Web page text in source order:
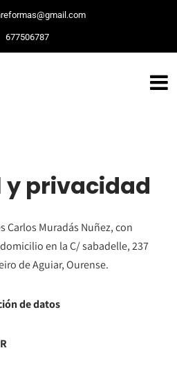
677506787
y privacidad
Carlos Muradás Nuñez, con
domicilio en la C/ sabadelle, 237
de Aguiar, Ourense.
de datos